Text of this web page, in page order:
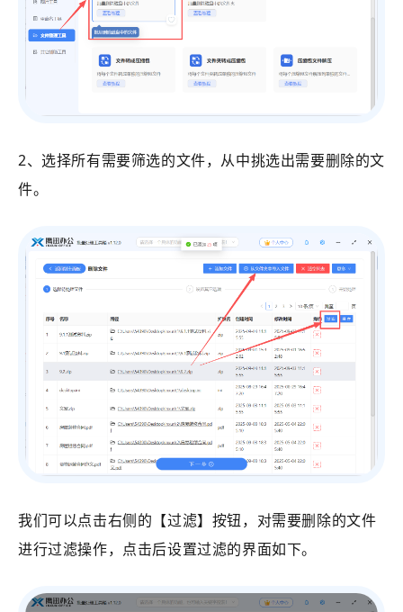
2、选择所有需要筛选的文件，从中挑选出需要删除的文
件。
我们可以点击右侧的【过滤】按钮，对需要删除的文件
进行过滤操作，点击后设置过滤的界面如下。